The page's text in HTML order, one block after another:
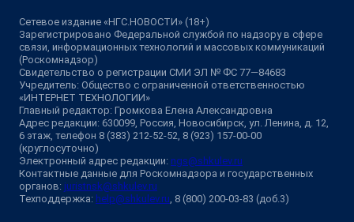
Сетевое издание «НГС.НОВОСТИ» (18+)
Зарегистрировано Федеральной службой по надзору в сфере
связи, информационных технологий и массовых коммуникаций
(Роскомнадзор)
Свидетельство о регистрации СМИ ЭЛ № ФС 77—84683
Учредитель: Общество с ограниченной ответственностью
«ИНТЕРНЕТ ТЕХНОЛОГИИ»
Главный редактор: Громкова Елена Александровна
Адрес редакции: 630099, Россия, Новосибирск, ул. Ленина, д. 12,
6 этаж, телефон 8 (383) 212-52-52, 8 (923) 157-00-00
(круглосуточно)
Электронный адрес редакции: ngs@shkulev.ru
Контактные данные для Роскомнадзора и государственных
органов: juristnsk@shkulev.ru
Техподдержка: help@shkulev.ru, 8 (800) 200-03-83 (доб.3)